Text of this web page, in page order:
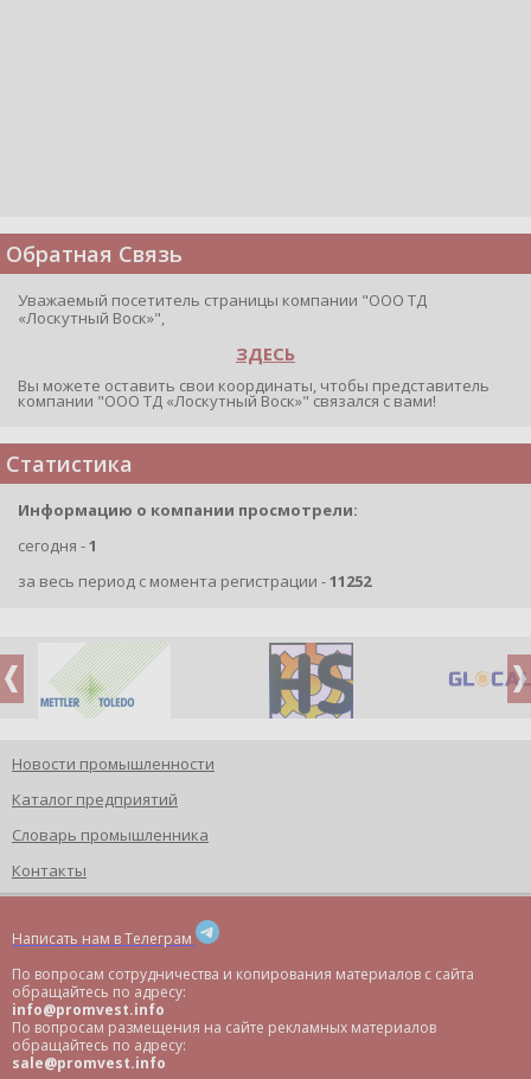
Обратная Связь
Уважаемый посетитель страницы компании "ООО ТД
«Лоскутный Воск»",
ЗДЕСЬ
Вы можете оставить свои координаты, чтобы представитель
компании "ООО ТД «Лоскутный Воск»" связался с вами!
Статистика
Информацию о компании просмотрели:
сегодня -1
за весь период с момента регистрации -11252
Новости промышленности
Каталог предприятий
Словарь промышленника
Контакты
Написать нам в Телеграм
По вопросам сотрудничества и копирования материалов с сайта
обращайтесь по адресу:
info@promvest.info
По вопросам размещения на сайте рекламных материалов
обращайтесь по адресу:
sale@promvest.info